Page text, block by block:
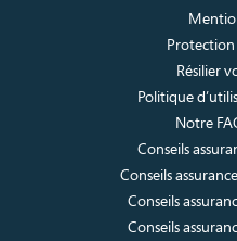
Protection
Résilier
Politique
Notre
Conseils
Conseils
Conseils
Conseils